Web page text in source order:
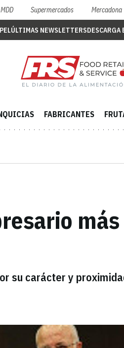
Supermercados Mercadona
ÚLTIMAS NEWSLETTERSDESCARGA
FABRICANTES
su carácter y